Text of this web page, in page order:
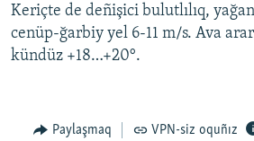
Keriçte de deñişici bulutlılıq,
cenüp-ğarbiy yel 6-11 m/s. Ava
kündüz +18…+20°.
Paylaşmaq VPN-siz oquñız